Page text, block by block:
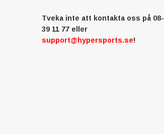
Tveka inte att kontakta oss på 08-
39 11 77 eller
support@hypersports.se!